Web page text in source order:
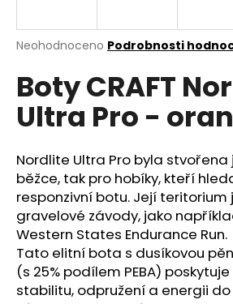
Průměrné
produktu
je
0,0
z
hvězdiček.
Neohodnoceno Podrobnosti
Boty CRAFT
Ultra Pro -
Nordlite Ultra Pro byla
běžce, tak pro hobíky, kteří
responzivní botu. Její teritorium
gravelové závody, jako
Western States Endurance Run.
Tato elitní bota s dusíkovou
(s 25% podílem PEBA)
stabilitu, odpružení a energii do
j
t
?
HLEDAT
D
o
p